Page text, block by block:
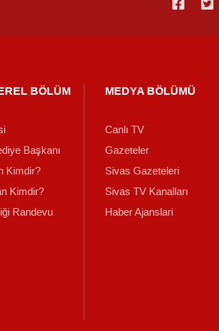
BÖLÜM
Başkanı
Kimdir?
Kimdir?
Randevu
MEDYA BÖLÜMÜ
Canlı TV
Gazeteler
Sivas Gazeteleri
Sivas TV Kanalları
Haber Ajanslari